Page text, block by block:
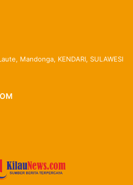
Mandonga, KENDARI, SULAWESI